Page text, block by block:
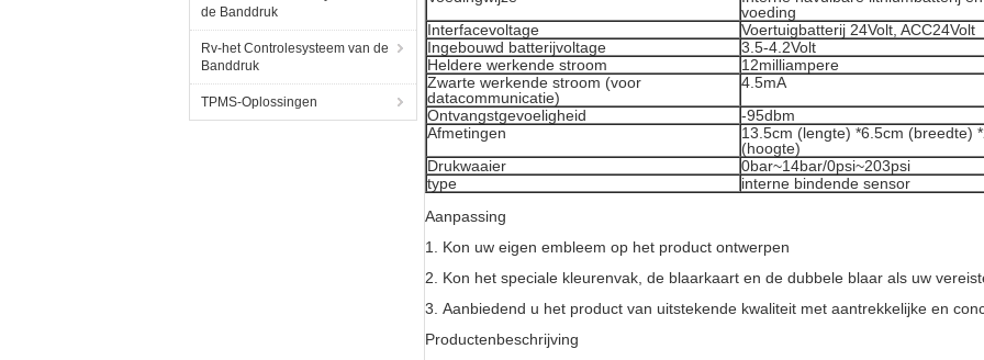
de Banddruk
Rv-het Controlesysteem van de
Banddruk
TPMS-Oplossingen
voeding
Interfacevoltage
Voertuigbatterij 24Volt, ACC24Volt
Ingebouwd batterijvoltage
3.5-4.2Volt
Heldere werkende stroom
12milliampere
Zwarte werkende stroom (voor
datacommunicatie)
4.5mA
Ontvangstgevoeligheid
-95dbm
Afmetingen
13.5cm (lengte) *6.5cm (breedte)
(hoogte)
Drukwaaier
0bar~14bar/0psi~203psi
type
interne bindende sensor
Aanpassing
1. Kon uw eigen embleem op het product ontwerpen
2. Kon het speciale kleurenvak, de blaarkaart en de dubbele blaar als uw
3. Aanbiedend u het product van uitstekende kwaliteit met aantrekkelijke en
Productenbeschrijving